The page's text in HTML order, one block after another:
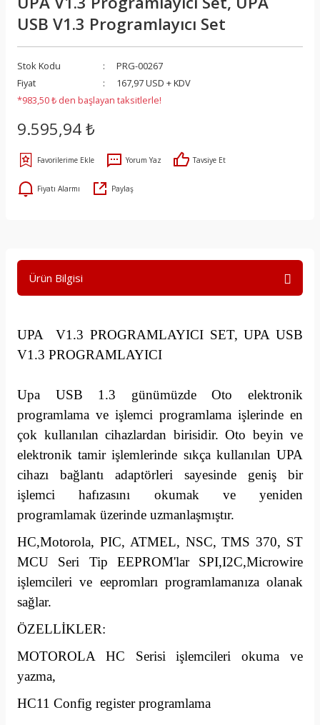
USB V1.3 Programlayıcı Set
Stok Kodu
PRG-00267
Fiyat
167,97 USD + KDV
*983,50 ₺ den başlayan taksitlerle!
9.595,94 ₺
Yorum Yaz Tavsiye Et
Fiyatı Alarmı Paylaş
Ürün Bilgisi
UPA V1.3 PROGRAMLAYICI SET, UPA USB
V1.3 PROGRAMLAYICI
Upa USB 1.3 günümüzde Oto elektronik
programlama ve işlemci programlama işlerinde en
çok kullanılan cihazlardan birisidir. Oto beyin ve
elektronik tamir işlemlerinde sıkça kullanılan UPA
cihazı bağlantı adaptörleri sayesinde geniş bir
işlemci hafızasını okumak ve yeniden
programlamak üzerinde uzmanlaşmıştır.
HC,Motorola, PIC, ATMEL, NSC, TMS 370, ST
MCU Seri Tip EEPROM'lar SPI,I2C,Microwire
işlemcileri ve eepromları programlamanıza olanak
sağlar.
ÖZELLİKLER:
MOTOROLA HC Serisi işlemcileri okuma ve
yazma,
HC11 Config register programlama